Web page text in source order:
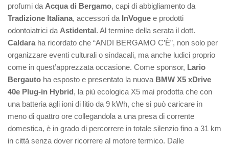
profumi da Acqua di Bergamo, capi di abbigliamento da
Tradizione Italiana, accessori da InVogue e prodotti
odontoiatrici da Astidental. Al termine della serata il dott.
Caldara ha ricordato che “ANDI BERGAMO C’È”, non solo per
organizzare eventi culturali o sindacali, ma anche ludici proprio
come in quest’apprezzata occasione. Come sponsor, Lario
Bergauto ha esposto e presentato la nuova BMW X5 xDrive
40e Plug-in Hybrid, la più ecologica X5 mai prodotta che con
una batteria agli ioni di litio da 9 kWh, che si può caricare in
meno di quattro ore collegandola a una presa di corrente
domestica, è in grado di percorrere in totale silenzio fino a 31 km
in città senza dover ricorrere al motore termico. Dalle